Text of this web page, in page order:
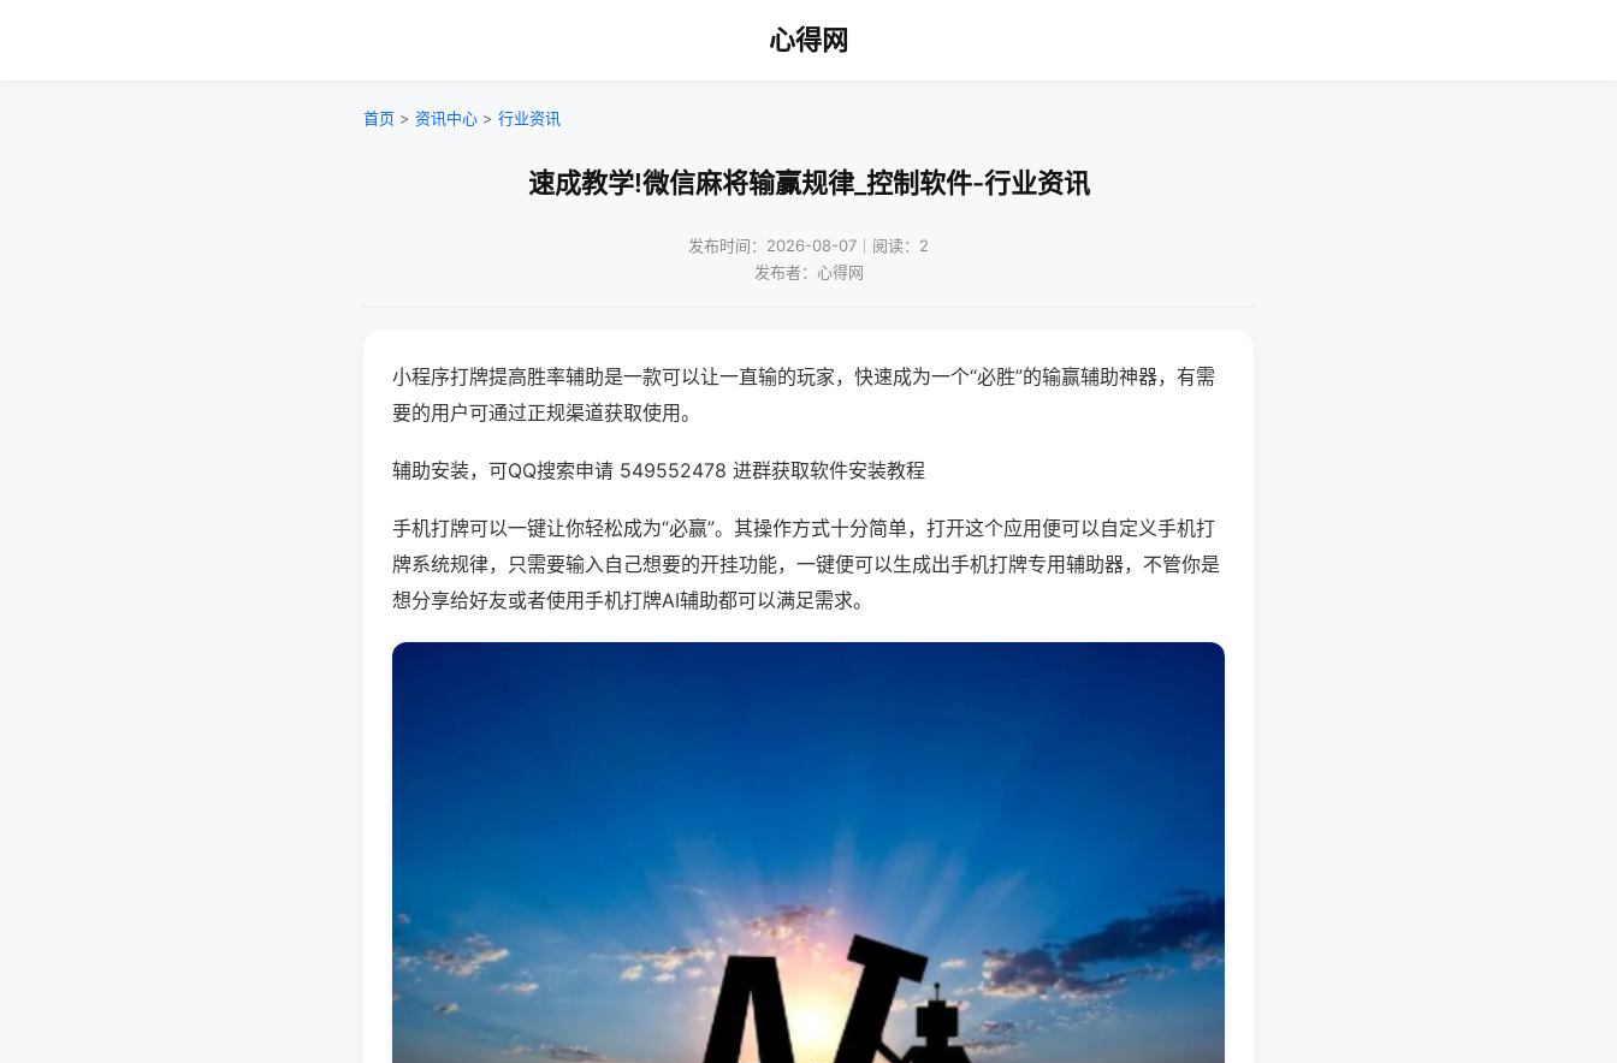
心得网
首页 > 资讯中心 > 行业资讯
速成教学!微信麻将输赢规律_控制软件-行业资讯
发布时间：2026-08-07｜阅读：2
发布者：心得网
小程序打牌提高胜率辅助是一款可以让一直输的玩家，快速成为一个“必胜”的输赢辅助神器，有需
要的用户可通过正规渠道获取使用。
辅助安装，可QQ搜索申请 549552478 进群获取软件安装教程
手机打牌可以一键让你轻松成为“必赢”。其操作方式十分简单，打开这个应用便可以自定义手机打
牌系统规律，只需要输入自己想要的开挂功能，一键便可以生成出手机打牌专用辅助器，不管你是
想分享给好友或者使用手机打牌AI辅助都可以满足需求。